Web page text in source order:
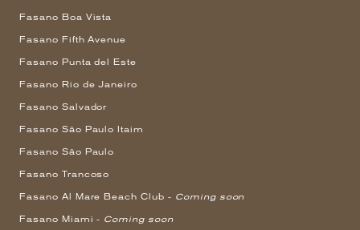
Fasano Boa Vista
Fasano Fifth Avenue
Fasano Punta del Este
Fasano Rio de Janeiro
Fasano Salvador
Fasano São Paulo Itaim
Fasano São Paulo
Fasano Trancoso
Fasano Al Mare Beach Club - Coming soon
Fasano Miami - Coming soon